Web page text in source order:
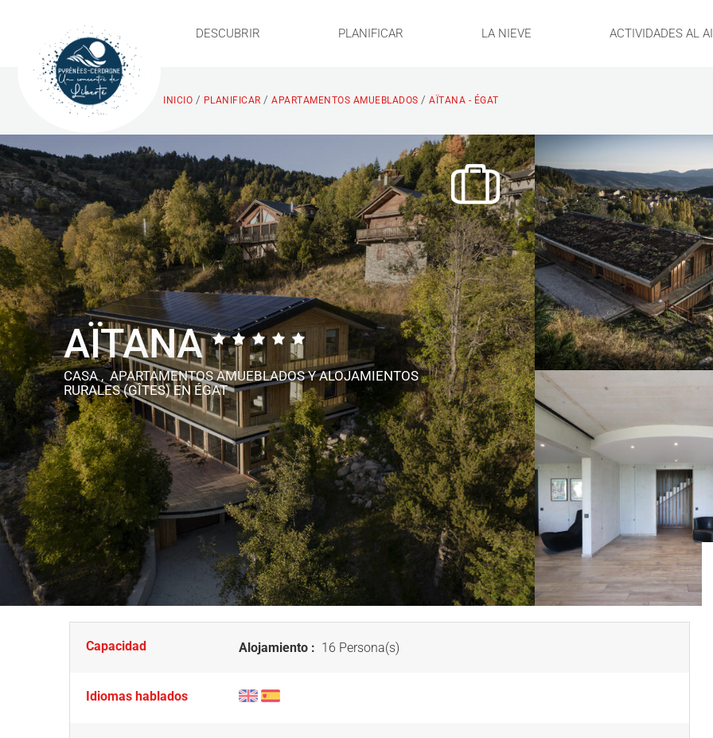
DESCUBRIR PLANIFICAR LA NIEVE ACTIVIDADES AL
INICIO / PLANIFICAR / APARTAMENTOS AMUEBLADOS / AÏTANA - ÉGAT
AÏTANA
CASA , APARTAMENTOS AMUEBLADOS Y ALOJAMIENTOS
RURALES (GÎTES)EN ÉGAT
Capacidad Alojamiento : 16 Persona(s)
Idiomas hablados